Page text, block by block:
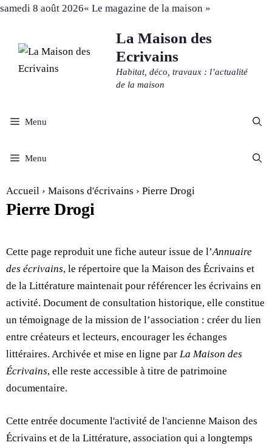
Aller
contenu
samedi 8 août 2026« Le magazine de la maison »
La Maison des
Ecrivains
Habitat, déco, travaux : l’actualité
de la maison
Menu
Menu
Accueil › Maisons d'écrivains › Pierre Drogi
Pierre Drogi
Cette page reproduit une fiche auteur issue de l’Annuaire
des écrivains, le répertoire que la Maison des Écrivains et
de la Littérature maintenait pour référencer les écrivains en
activité. Document de consultation historique, elle constitue
un témoignage de la mission de l’association : créer du lien
entre créateurs et lecteurs, encourager les échanges
littéraires. Archivée et mise en ligne par La Maison des
Écrivains, elle reste accessible à titre de patrimoine
documentaire.
Cette entrée documente l'activité de l'ancienne Maison des
Écrivains et de la Littérature, association qui a longtemps